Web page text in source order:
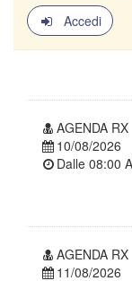
Accedi
AGENDA RX
10/08/2026
Dalle 08:00
AGENDA RX
11/08/2026